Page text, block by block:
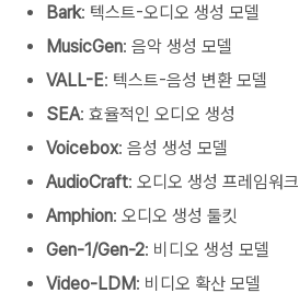
Bark: 텍스트-오디오 생성 모델
MusicGen: 음악 생성 모델
VALL-E: 텍스트-음성 변환 모델
SEA: 효율적인 오디오 생성
Voicebox: 음성 생성 모델
AudioCraft: 오디오 생성 프레임워크
Amphion: 오디오 생성 툴킷
Gen-1/Gen-2: 비디오 생성 모델
Video-LDM: 비디오 확산 모델